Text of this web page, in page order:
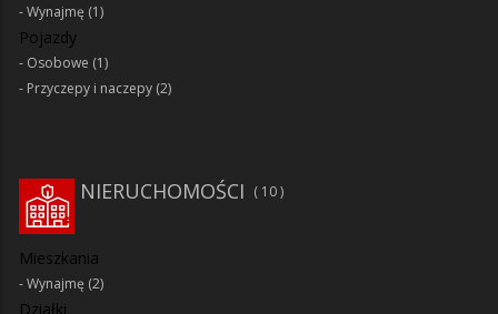
Wynajmę (1)
Pojazdy
Osobowe (1)
Przyczepy i naczepy (2)
NIERUCHOMOŚCI 10
Mieszkania
Wynajmę (2)
Działki